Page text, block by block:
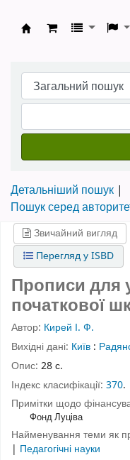
Бібліотека НТШ
Детальніший пошук
Пошук серед
Звичайний вигляд
Перегляд у ISBD
Прописи для
початкової
Автор: Кирей І. Ф.
Вихідні дані: Київ :
Опис: 28 с.
Індекс класифікації: 370.
Примітки щодо
Фонд Луціва
Найменування теми як
| Педагогічні науки